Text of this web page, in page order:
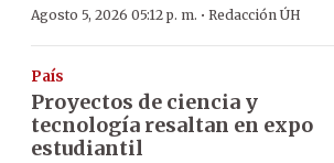
Agosto 5, 2026 05:12 p. m. · Redacción ÚH
País
Proyectos de ciencia y
tecnología resaltan en expo
estudiantil